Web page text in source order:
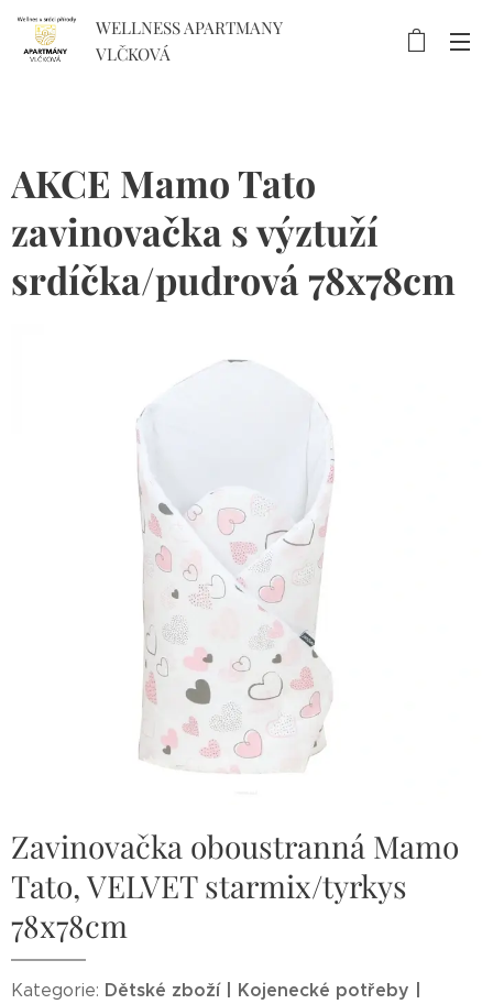
WELLNESS APARTMANY
VLČKOVÁ
AKCE Mamo Tato
zavinovačka s výztuží
srdíčka/pudrová 78x78cm
Zavinovačka oboustranná Mamo
Tato, VELVET starmix/tyrkys
78x78cm
Kategorie: Dětské zboží | Kojenecké potřeby |